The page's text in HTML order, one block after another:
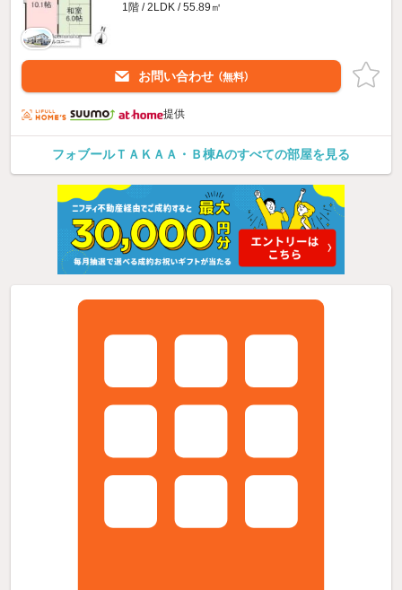
1階 / 2LDK / 55.89㎡
お問い合わせ （無料）
提供
フォブールＴＡＫＡＡ・Ｂ棟Aのすべての部屋を見る